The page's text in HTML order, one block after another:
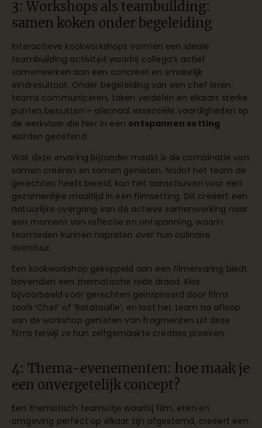
3: Workshops als teambuilding:
samen koken onder begeleiding
Interactieve kookworkshops vormen een ideale
teambuilding activiteit waarbij collega’s actief
samenwerken aan een concreet en smakelijk
eindresultaat. Onder begeleiding van een chef leren
teams communiceren, taken verdelen en elkaars sterke
punten benutten – allemaal essentiële vaardigheden op
de werkvloer die hier in een ontspannen setting
worden geoefend.
Wat deze ervaring bijzonder maakt is de combinatie van
samen creëren en samen genieten. Nadat het team de
gerechten heeft bereid, kan het aanschuiven voor een
gezamenlijke maaltijd in een filmsetting. Dit creëert een
natuurlijke overgang van de actieve samenwerking naar
een moment van reflectie en ontspanning, waarin
teamleden kunnen napraten over hun culinaire
avontuur.
Een kookworkshop gekoppeld aan een filmervaring biedt
bovendien een thematische rode draad. Kies
bijvoorbeeld voor gerechten geïnspireerd door films
zoals ‘Chef’ of ‘Ratatouille’, en laat het team na afloop
van de workshop genieten van fragmenten uit deze
films terwijl ze hun zelfgemaakte creaties proeven.
4: Thema-evenementen: hoe maak je
een onvergetelijk concept?
Een thematisch teamuitje waarbij film, eten en
omgeving perfect op elkaar zijn afgestemd, creëert een